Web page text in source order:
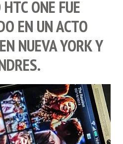
HTC ONE FUE
EN UN ACTO
NUEVA YORK Y
.